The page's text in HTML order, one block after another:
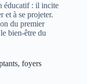
éducatif : il incite
et à se projeter.
du premier
bien-être du
foyers